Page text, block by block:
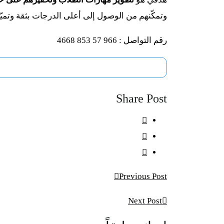
وتمكّنهم من الوصول إلى أعلى الدرجات بثقة
رقم التواصل : 966 57 853 4668
Share Post
تصفّح
المقالات
Previous Post
Next Post